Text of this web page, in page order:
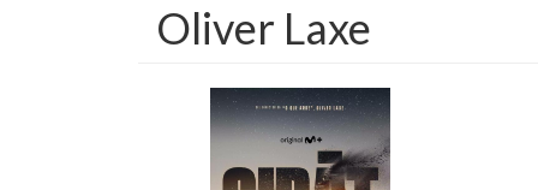
Oliver Laxe